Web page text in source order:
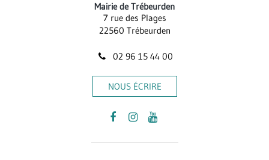
Mairie de Trébeurden
7 rue des Plages
22560 Trébeurden
02 96 15 44 00
NOUS ÉCRIRE
LienLienLien